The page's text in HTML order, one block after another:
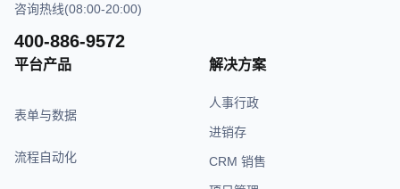
咨询热线(08:00-20:00)
400-886-9572
平台产品
表单与数据
流程自动化
解决方案
人事行政
进销存
CRM 销售